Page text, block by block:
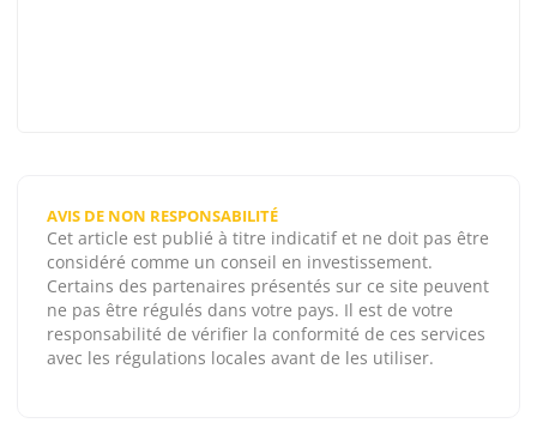
AVIS DE NON RESPONSABILITÉ
Cet article est publié à titre indicatif et ne doit pas être
considéré comme un conseil en investissement.
Certains des partenaires présentés sur ce site peuvent
ne pas être régulés dans votre pays. Il est de votre
responsabilité de vérifier la conformité de ces services
avec les régulations locales avant de les utiliser.